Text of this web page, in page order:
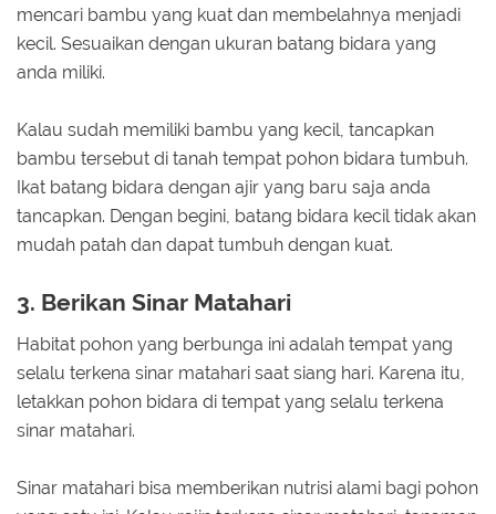
mencari bambu yang kuat dan membelahnya menjadi
kecil. Sesuaikan dengan ukuran batang bidara yang
anda miliki.
Kalau sudah memiliki bambu yang kecil, tancapkan
bambu tersebut di tanah tempat pohon bidara tumbuh.
Ikat batang bidara dengan ajir yang baru saja anda
tancapkan. Dengan begini, batang bidara kecil tidak akan
mudah patah dan dapat tumbuh dengan kuat.
3. Berikan Sinar Matahari
Habitat pohon yang berbunga ini adalah tempat yang
selalu terkena sinar matahari saat siang hari. Karena itu,
letakkan pohon bidara di tempat yang selalu terkena
sinar matahari.
Sinar matahari bisa memberikan nutrisi alami bagi pohon